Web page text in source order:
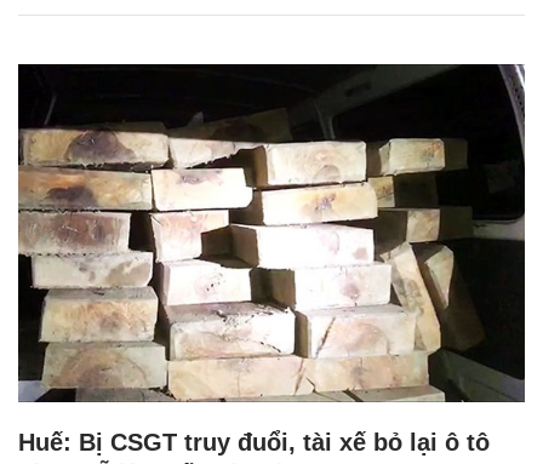
Huế: Bị CSGT truy đuổi, tài xế bỏ lại ô tô